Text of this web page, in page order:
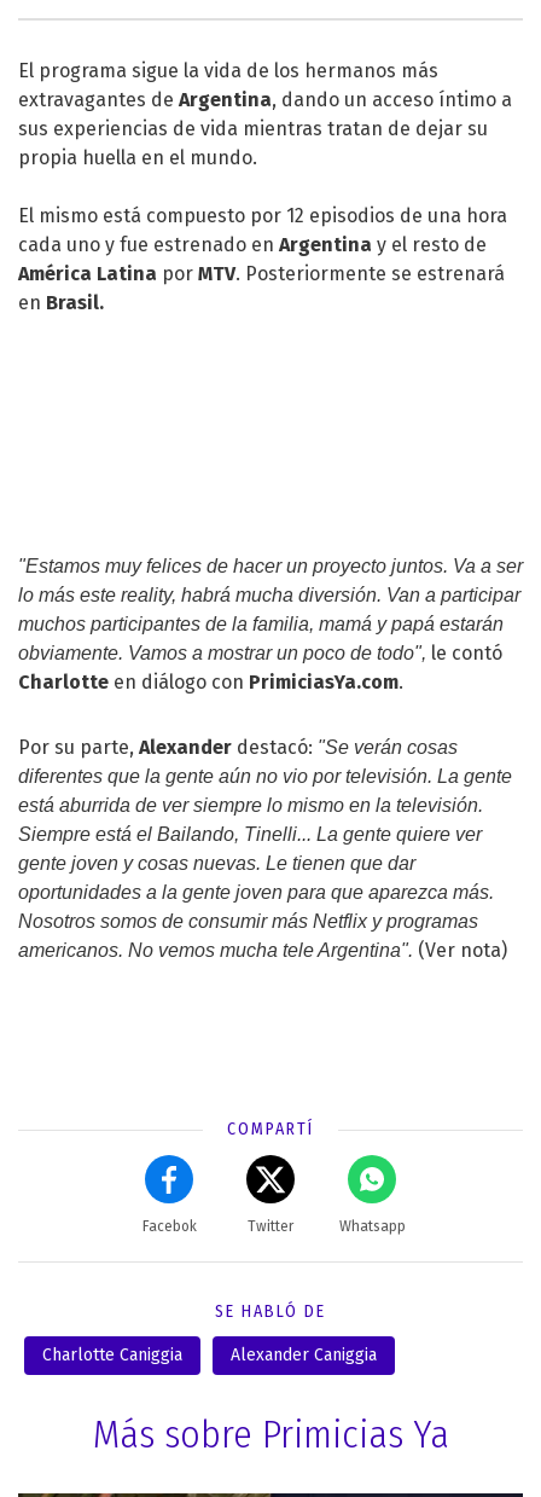
El programa sigue la vida de los hermanos más
extravagantes de Argentina, dando un acceso íntimo a
sus experiencias de vida mientras tratan de dejar su
propia huella en el mundo.
El mismo está compuesto por 12 episodios de una hora
cada uno y fue estrenado en Argentina y el resto de
América Latina por MTV. Posteriormente se estrenará
en Brasil.
"Estamos muy felices de hacer un proyecto juntos. Va a ser
lo más este reality, habrá mucha diversión. Van a participar
muchos participantes de la familia, mamá y papá estarán
obviamente. Vamos a mostrar un poco de todo", le contó
Charlotte en diálogo con PrimiciasYa.com.
Por su parte, Alexander destacó: "Se verán cosas
diferentes que la gente aún no vio por televisión. La gente
está aburrida de ver siempre lo mismo en la televisión.
Siempre está el Bailando, Tinelli... La gente quiere ver
gente joven y cosas nuevas. Le tienen que dar
oportunidades a la gente joven para que aparezca más.
Nosotros somos de consumir más Netflix y programas
americanos. No vemos mucha tele Argentina". (Ver nota)
COMPARTÍ
Facebok Twitter Whatsapp
SE HABLÓ DE
Charlotte Caniggia Alexander Caniggia
Más sobre Primicias Ya